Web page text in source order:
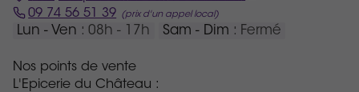
09 74 56 51 39
Lun - Ven : 08h - 17h Sam - Dim : Fermé
Nos points de vente
L'Epicerie du Château :